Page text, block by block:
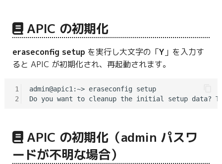
型指定APIC の初期化
eraseconfig setup を実行し大文字の「Y 」を入力す
ると APIC が初期化され、再起動されます。
1
2
admin@apic1:~> eraseconfig setup
APIC の初期化（admin パスワ
ードが不明な場合）